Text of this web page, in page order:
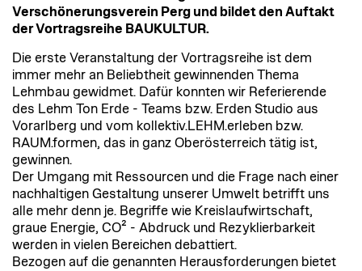
Verschönerungsverein Perg und bildet den Auftakt
der Vortragsreihe BAUKULTUR.
Die erste Veranstaltung der Vortragsreihe ist dem
immer mehr an Beliebtheit gewinnenden Thema
Lehmbau gewidmet. Dafür konnten wir Referierende
des Lehm Ton Erde - Teams bzw. Erden Studio aus
Vorarlberg und vom kollektiv.LEHM.erleben bzw.
RAUM.formen, das in ganz Oberösterreich tätig ist,
gewinnen.
Der Umgang mit Ressourcen und die Frage nach einer
nachhaltigen Gestaltung unserer Umwelt betrifft uns
alle mehr denn je. Begriffe wie Kreislaufwirtschaft,
graue Energie, CO² - Abdruck und Rezyklierbarkeit
werden in vielen Bereichen debattiert.
Bezogen auf die genannten Herausforderungen bietet